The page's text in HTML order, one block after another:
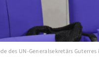
des UN-Generalsekretärs